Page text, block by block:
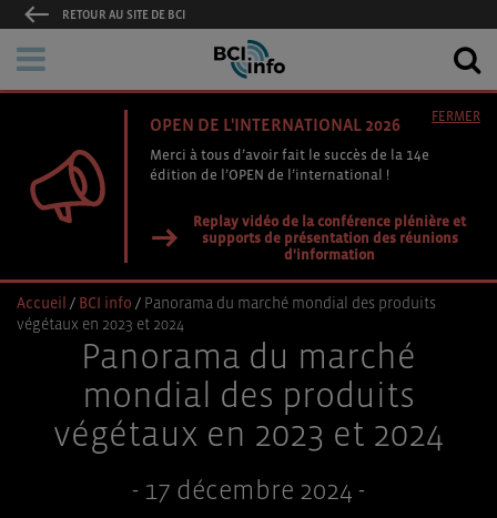
RETOUR AU SITE DE BCI
OPEN DE L'INTERNATIONAL 2026
Merci à tous d’avoir fait le succès de la 14e
édition de l’OPEN de l’international !
Replay vidéo de la conférence plénière et
supports de présentation des réunions
d'information
FERMER
Accueil / BCI info / Panorama du marché mondial des produits
végétaux en 2023 et 2024
Panorama du marché
mondial des produits
végétaux en 2023 et 2024
- 17 décembre 2024 -